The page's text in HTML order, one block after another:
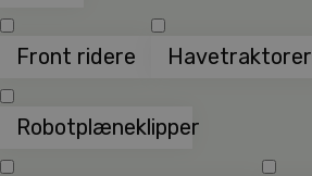
Front ridere Havetraktorer
Robotplæneklipper